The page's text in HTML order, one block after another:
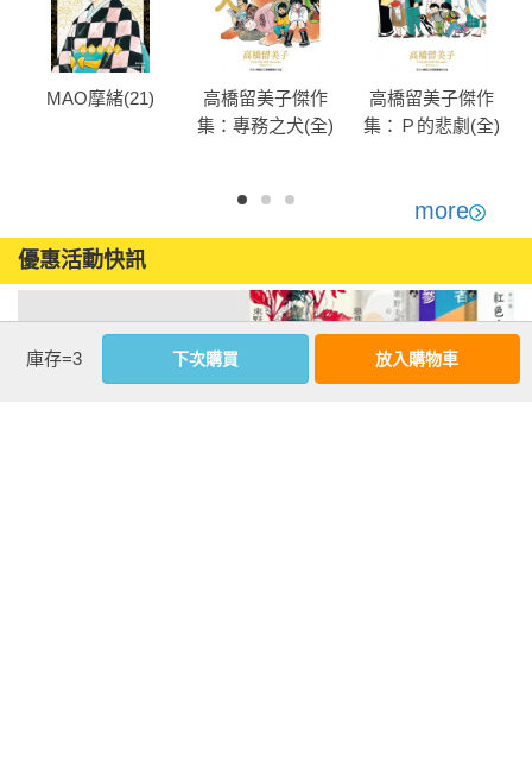
MAO摩緒(21)
高橋留美子傑作
集：專務之犬(全)
高橋留美子傑作
集：Ｐ的悲劇(全)
more
優惠活動快訊
庫存=3 下次購買 放入購物車